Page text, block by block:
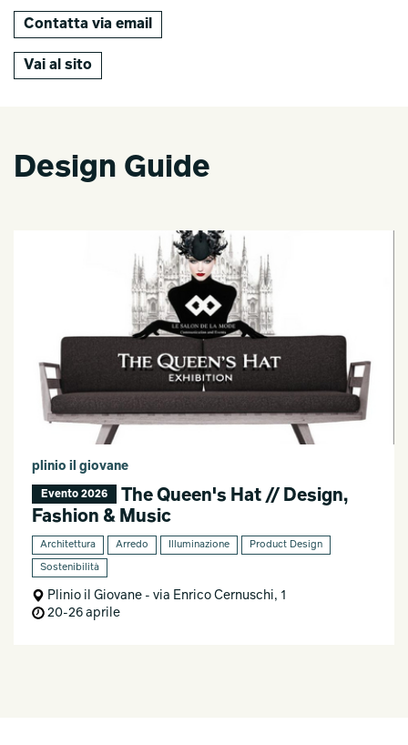
Contatta via email
Vai al sito
Design Guide
plinio il giovane
Evento 2026
The Queen's Hat // Design,
Fashion & Music
Architettura Arredo Illuminazione Product Design
Sostenibilità
Plinio il Giovane - via Enrico Cernuschi, 1
20-26 aprile